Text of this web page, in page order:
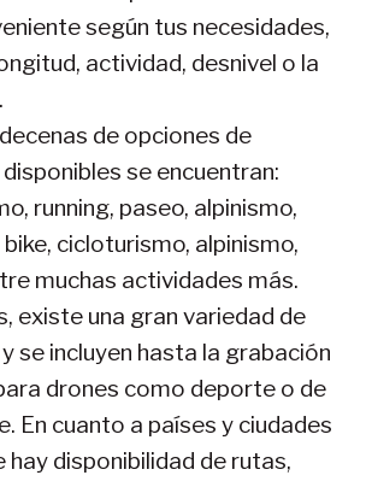
según tus necesidades,
actividad, desnivel o la
de opciones de
se encuentran:
running, paseo, alpinismo,
cicloturismo, alpinismo,
muchas actividades más.
existe una gran variedad de
se incluyen hasta la grabación
drones como deporte o de
En cuanto a países y ciudades
hay disponibilidad de rutas,